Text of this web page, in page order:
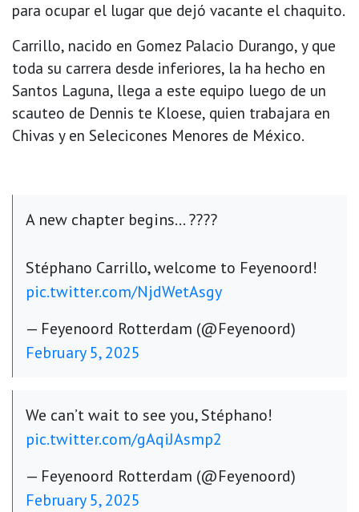
para ocupar el lugar que dejó vacante el chaquito.
Carrillo, nacido en Gomez Palacio Durango, y que
toda su carrera desde inferiores, la ha hecho en
Santos Laguna, llega a este equipo luego de un
scauteo de Dennis te Kloese, quien trabajara en
Chivas y en Selecicones Menores de México.
A new chapter begins… ????
Stéphano Carrillo, welcome to Feyenoord!
pic.twitter.com/NjdWetAsgy
— Feyenoord Rotterdam (@Feyenoord)
February 5, 2025
We can’t wait to see you, Stéphano!
pic.twitter.com/gAqiJAsmp2
— Feyenoord Rotterdam (@Feyenoord)
February 5, 2025